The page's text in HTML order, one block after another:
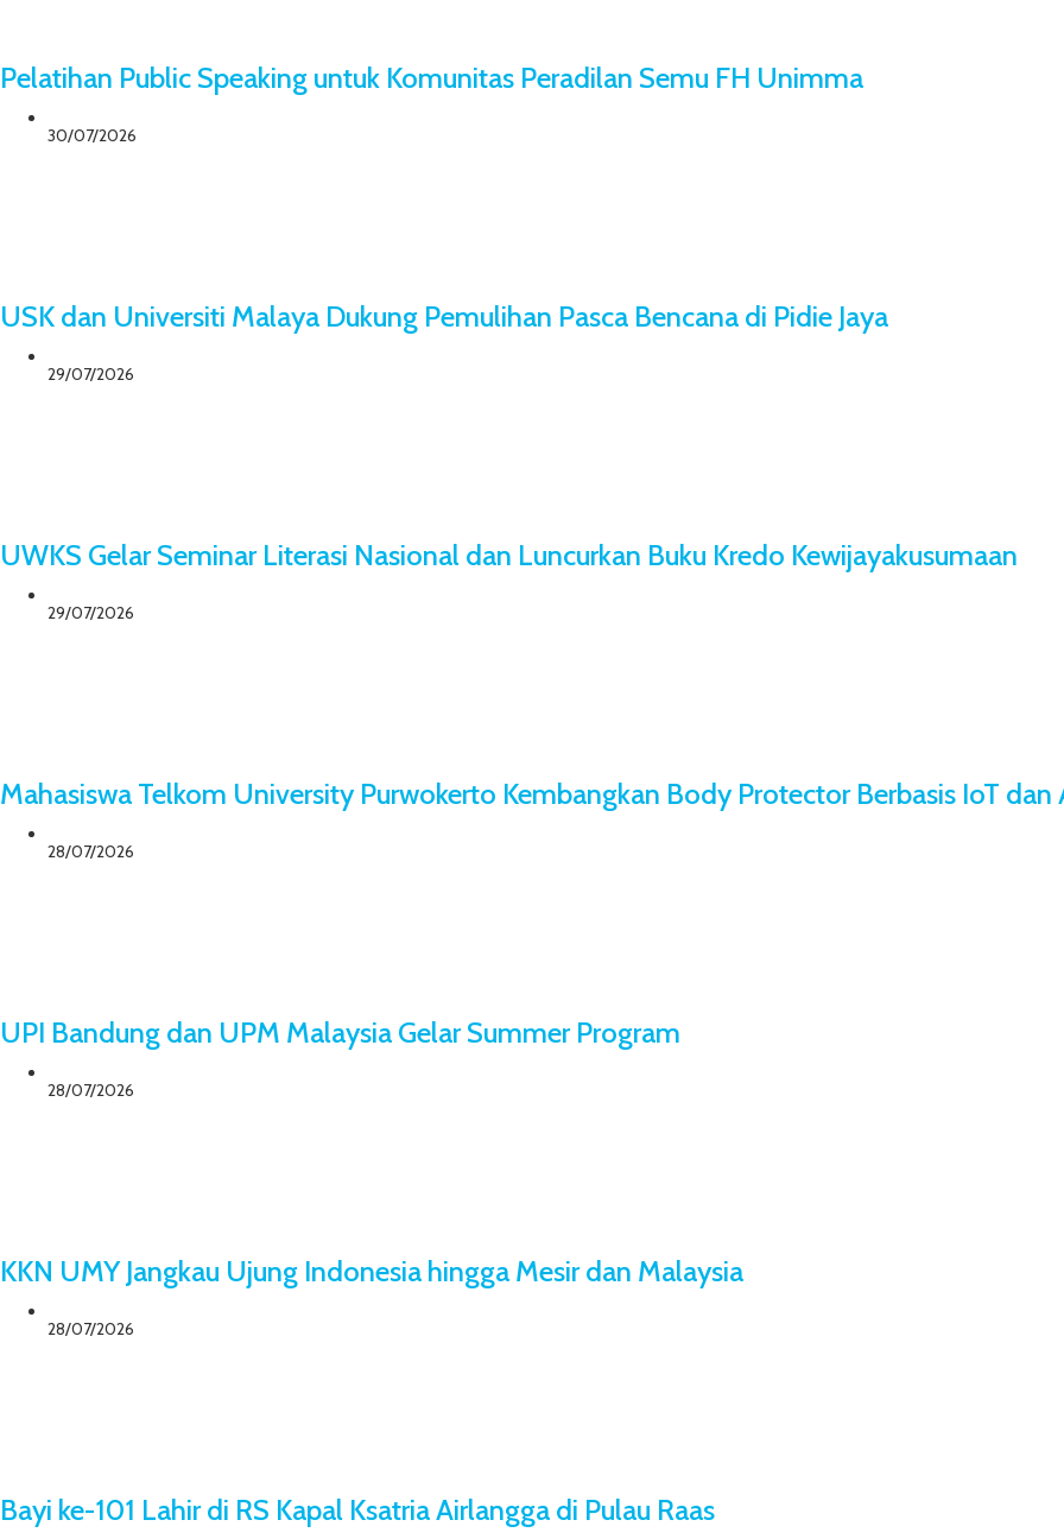
Pelatihan Public Speaking untuk Komunitas Peradilan Semu FH Unimma
30/07/2026
USK dan Universiti Malaya Dukung Pemulihan Pasca Bencana di Pidie Jaya
29/07/2026
UWKS Gelar Seminar Literasi Nasional dan Luncurkan Buku Kredo Kewijayakusumaan
29/07/2026
Mahasiswa Telkom University Purwokerto Kembangkan Body Protector Berbasis IoT dan
28/07/2026
UPI Bandung dan UPM Malaysia Gelar Summer Program
28/07/2026
KKN UMY Jangkau Ujung Indonesia hingga Mesir dan Malaysia
28/07/2026
Bayi ke-101 Lahir di RS Kapal Ksatria Airlangga di Pulau Raas